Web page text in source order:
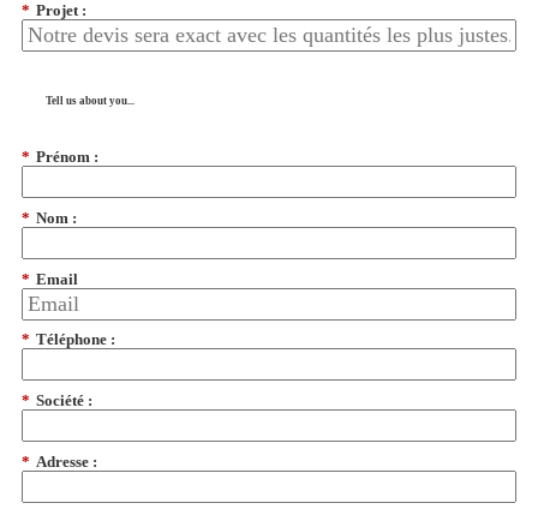
* Projet :
Tell us about you...
* Prénom :
* Nom :
* Email
* Téléphone :
* Société :
* Adresse :